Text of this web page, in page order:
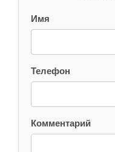
Имя
Телефон
Комментарий